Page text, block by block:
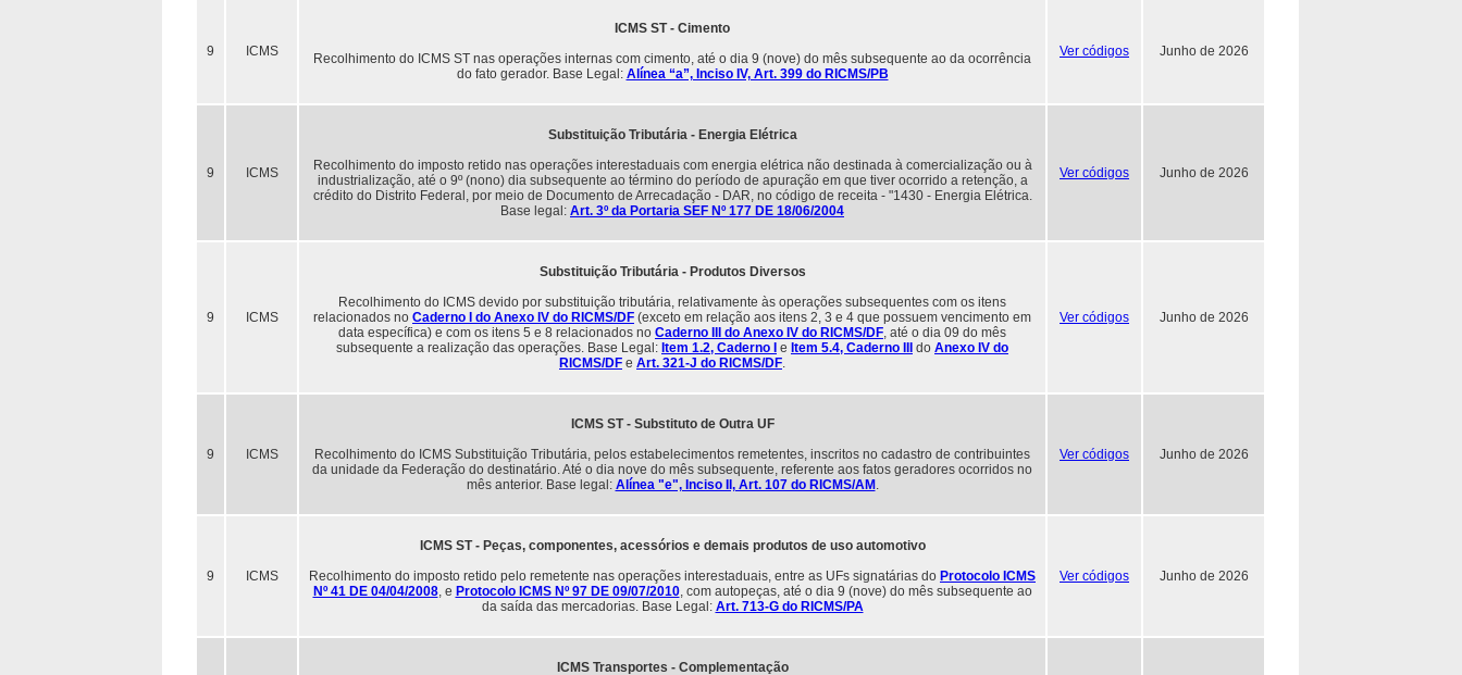
9 ICMS
ICMS ST - Cimento
Recolhimento do ICMS ST nas operações internas com cimento, até o dia 9 (nove) do mês subsequente ao da ocorrência
do fato gerador. Base Legal: Alínea “a”, Inciso IV, Art. 399 do RICMS/PB
Ver códigos Junho de 2026
9 ICMS
Substituição Tributária - Energia Elétrica
Recolhimento do imposto retido nas operações interestaduais com energia elétrica não destinada à comercialização ou à
industrialização, até o 9º (nono) dia subsequente ao término do período de apuração em que tiver ocorrido a retenção, a
crédito do Distrito Federal, por meio de Documento de Arrecadação - DAR, no código de receita - "1430 - Energia Elétrica.
Base legal: Art. 3º da Portaria SEF Nº 177 DE 18/06/2004
Ver códigos Junho de 2026
9 ICMS
Substituição Tributária - Produtos Diversos
Recolhimento do ICMS devido por substituição tributária, relativamente às operações subsequentes com os itens
relacionados no Caderno I do Anexo IV do RICMS/DF (exceto em relação aos itens 2, 3 e 4 que possuem vencimento em
data específica) e com os itens 5 e 8 relacionados no Caderno III do Anexo IV do RICMS/DF, até o dia 09 do mês
subsequente a realização das operações. Base Legal: Item 1.2, Caderno I e Item 5.4, Caderno III do Anexo IV do
RICMS/DF e Art. 321-J do RICMS/DF.
Ver códigos Junho de 2026
9 ICMS
ICMS ST - Substituto de Outra UF
Recolhimento do ICMS Substituição Tributária, pelos estabelecimentos remetentes, inscritos no cadastro de contribuintes
da unidade da Federação do destinatário. Até o dia nove do mês subsequente, referente aos fatos geradores ocorridos no
mês anterior. Base legal: Alínea "e", Inciso II, Art. 107 do RICMS/AM .
Ver códigos Junho de 2026
9 ICMS
ICMS ST - Peças, componentes, acessórios e demais produtos de uso automotivo
Recolhimento do imposto retido pelo remetente nas operações interestaduais, entre as UFs signatárias do Protocolo ICMS
Nº 41 DE 04/04/2008, e Protocolo ICMS Nº 97 DE 09/07/2010, com autopeças, até o dia 9 (nove) do mês subsequente ao
da saída das mercadorias. Base Legal: Art. 713-G do RICMS/PA
Ver códigos Junho de 2026
ICMS Transportes - Complementação